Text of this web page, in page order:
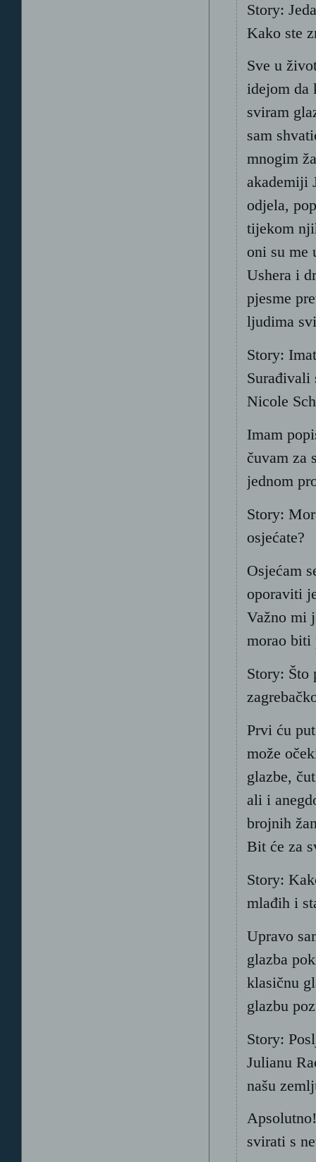
Story:
Kako ste
Sve u
idejom da
sviram
sam
mnogim
akademiji
odjela,
tijekom
oni su me
Ushera i
pjesme
ljudima
Story:
Surađivali
Nicole
Imam
čuvam za
jednom
Story:
osjećate?
Osjećam
oporaviti
Važno mi
morao biti
Story: Što
Prvi ću
može
glazbe,
ali i
brojnih
Bit će za
Story:
mlađih i
Upravo
glazba
klasičnu
glazbu
Story:
Julianu
našu
svirati s